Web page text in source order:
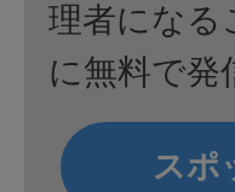
理者になる
に無料で発
スポ